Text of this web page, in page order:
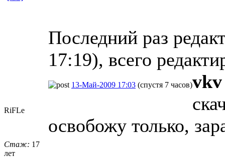
Последний раз
17:19), всего
RiFLe
Стаж: 17
лет
13-Май-2009 17:03 (спустя 7 часов)vkv
освобожу только,